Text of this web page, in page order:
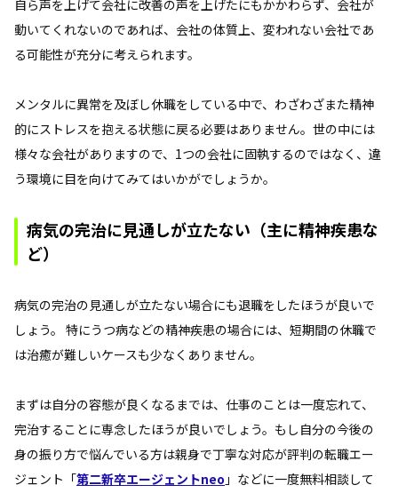
自ら声を上げて会社に改善の声を上げたにもかかわらず、会社が
動いてくれないのであれば、会社の体質上、変われない会社であ
る可能性が充分に考えられます。
メンタルに異常を及ぼし休職をしている中で、わざわざまた精神
的にストレスを抱える状態に戻る必要はありません。世の中には
様々な会社がありますので、1つの会社に固執するのではなく、違
う環境に目を向けてみてはいかがでしょうか。
病気の完治に見通しが立たない（主に精神疾患な
ど）
病気の完治の見通しが立たない場合にも退職をしたほうが良いで
しょう。 特にうつ病などの精神疾患の場合には、短期間の休職で
は治癒が難しいケースも少なくありません。
まずは自分の容態が良くなるまでは、仕事のことは一度忘れて、
完治することに専念したほうが良いでしょう。もし自分の今後の
身の振り方で悩んでいる方は親身で丁寧な対応が評判の転職エー
ジェント「第二新卒エージェントneo 」などに一度無料相談して